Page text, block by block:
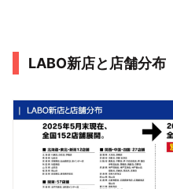
LABO新店と店舗分布